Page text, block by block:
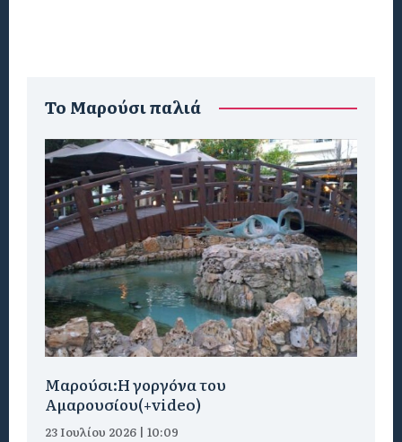
To Μαρούσι παλιά
Μαρούσι:H γοργόνα του
Αμαρουσίου(+video)
23 Ιουλίου 2026 | 10:09